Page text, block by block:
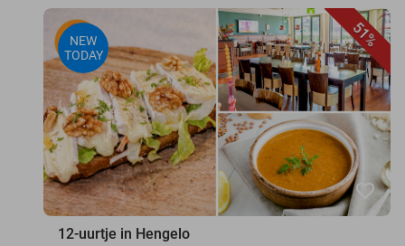
51%
NEW
TODAY
favorite_border
12-uurtje in Hengelo